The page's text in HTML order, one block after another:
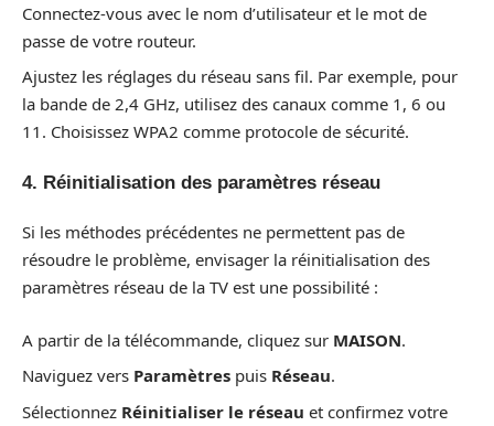
Connectez-vous avec le nom d’utilisateur et le mot de
passe de votre routeur.
Ajustez les réglages du réseau sans fil. Par exemple, pour
la bande de 2,4 GHz, utilisez des canaux comme 1, 6 ou
11. Choisissez WPA2 comme protocole de sécurité.
4. Réinitialisation des paramètres réseau
Si les méthodes précédentes ne permettent pas de
résoudre le problème, envisager la réinitialisation des
paramètres réseau de la TV est une possibilité :
A partir de la télécommande, cliquez sur MAISON.
Naviguez vers Paramètres puis Réseau.
Sélectionnez Réinitialiser le réseau et confirmez votre